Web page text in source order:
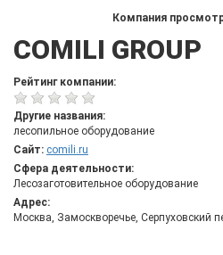
Компания
COMILI GROUP
Рейтинг компании:
Другие названия:
лесопильное оборудование
Сайт: comili.ru
Сфера деятельности:
Лесозаготовительное оборудование
Адрес:
Москва, Замоскворечье, Серпуховский